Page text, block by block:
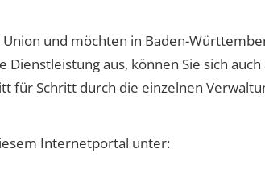
und möchten in Baden-
aus, können Sie sich
für Schritt durch die einzelnen
Internetportal unter: